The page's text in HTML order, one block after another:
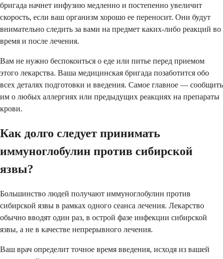
бригада начнет инфузию медленно и постепенно увеличит
скорость, если ваш организм хорошо ее переносит. Они будут
внимательно следить за вами на предмет каких-либо реакций во
время и после лечения.
Вам не нужно беспокоиться о еде или питье перед приемом
этого лекарства. Ваша медицинская бригада позаботится обо
всех деталях подготовки и введения. Самое главное — сообщить
им о любых аллергиях или предыдущих реакциях на препараты
крови.
Как долго следует принимать
иммуноглобулин против сибирской
язвы?
Большинство людей получают иммуноглобулин против
сибирской язвы в рамках одного сеанса лечения. Лекарство
обычно вводят один раз, в острой фазе инфекции сибирской
язвы, а не в качестве непрерывного лечения.
Ваш врач определит точное время введения, исходя из вашей